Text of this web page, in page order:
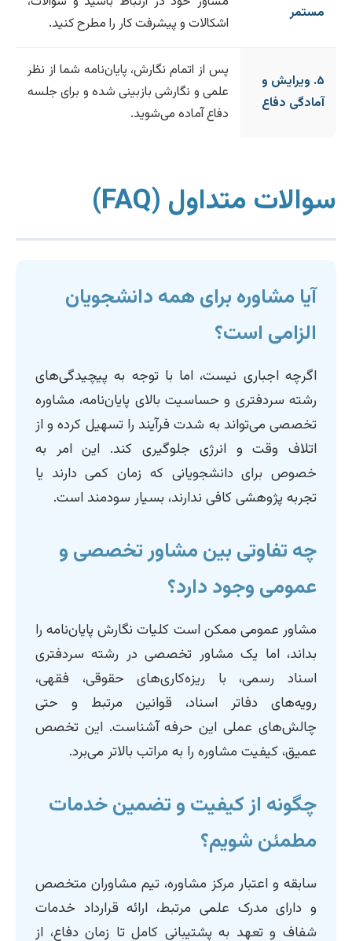
مستمر
اشکالات و پیشرفت کار را مطرح کنید.
۵. ویرایش و
آمادگی دفاع
پس از اتمام نگارش، پایان‌نامه شما از نظر
علمی و نگارشی بازبینی شده و برای جلسه
دفاع آماده می‌شوید.
سوالات متداول (FAQ)
آیا مشاوره برای همه دانشجویان
الزامی است؟
اگرچه اجباری نیست، اما با توجه به پیچیدگی‌های
رشته سردفتری و حساسیت بالای پایان‌نامه، مشاوره
تخصصی می‌تواند به شدت فرآیند را تسهیل کرده و از
اتلاف وقت و انرژی جلوگیری کند. این امر به
خصوص برای دانشجویانی که زمان کمی دارند یا
تجربه پژوهشی کافی ندارند، بسیار سودمند است.
چه تفاوتی بین مشاور تخصصی و
عمومی وجود دارد؟
مشاور عمومی ممکن است کلیات نگارش پایان‌نامه را
بداند، اما یک مشاور تخصصی در رشته سردفتری
اسناد رسمی، با ریزه‌کاری‌های حقوقی، فقهی،
رویه‌های دفاتر اسناد، قوانین مرتبط و حتی
چالش‌های عملی این حرفه آشناست. این تخصص
عمیق، کیفیت مشاوره را به مراتب بالاتر می‌برد.
چگونه از کیفیت و تضمین خدمات
مطمئن شویم؟
سابقه و اعتبار مرکز مشاوره، تیم مشاوران متخصص
و دارای مدرک علمی مرتبط، ارائه قرارداد خدمات
شفاف و تعهد به پشتیبانی کامل تا زمان دفاع، از